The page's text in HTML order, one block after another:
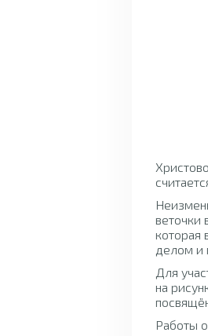
веточки
которая
делом и
Для
на
Работы